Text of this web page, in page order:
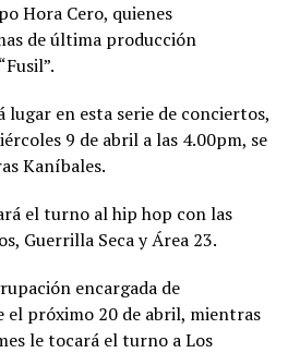
Hora Cero, quienes
de última producción
lugar en esta serie de conciertos,
9 de abril a las 4.00pm, se
Kaníbales.
el turno al hip hop con las
Guerrilla Seca y Área 23.
encargada de
el próximo 20 de abril, mientras
le tocará el turno a Los